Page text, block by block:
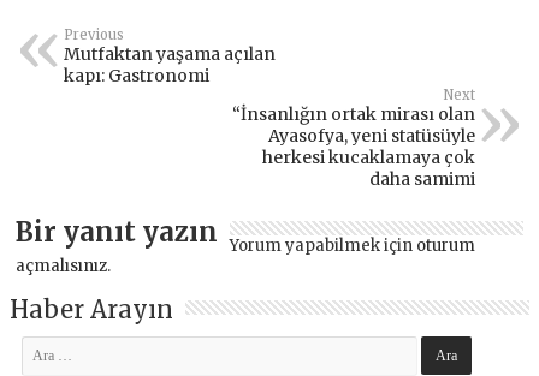
Previous
Mutfaktan yaşama açılan
kapı: Gastronomi
Next
“İnsanlığın ortak mirası olan
Ayasofya, yeni statüsüyle
herkesi kucaklamaya çok
daha samimi
Bir yanıt yazın Yorum yapabilmek için oturum
açmalısınız.
Haber Arayın